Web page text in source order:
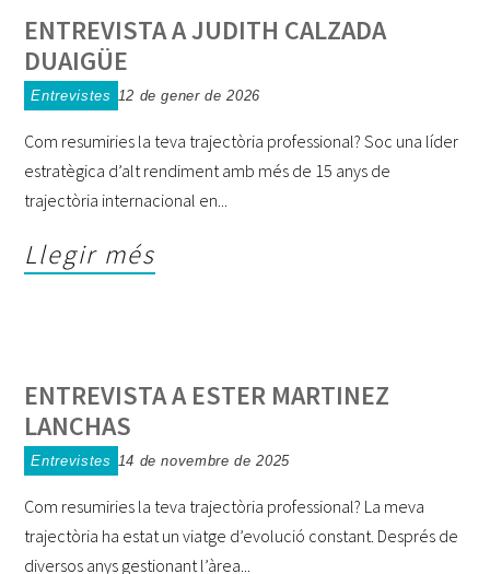
ENTREVISTA A JUDITH CALZADA
DUAIGÜE
Entrevistes 12 de gener de 2026
Com resumiries la teva trajectòria professional? Soc una líder
estratègica d’alt rendiment amb més de 15 anys de
trajectòria internacional en
Llegir més
ENTREVISTA A ESTER MARTINEZ
LANCHAS
Entrevistes 14 de novembre de 2025
Com resumiries la teva trajectòria professional? La meva
trajectòria ha estat un viatge d’evolució constant. Després de
diversos anys gestionant l’àrea